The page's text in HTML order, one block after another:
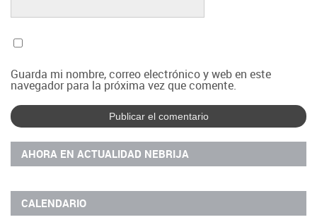
Guarda mi nombre, correo electrónico y web en este
navegador para la próxima vez que comente.
AHORA EN ACTUALIDAD NEBRIJA
CALENDARIO